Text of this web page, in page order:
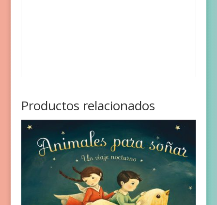
Productos relacionados